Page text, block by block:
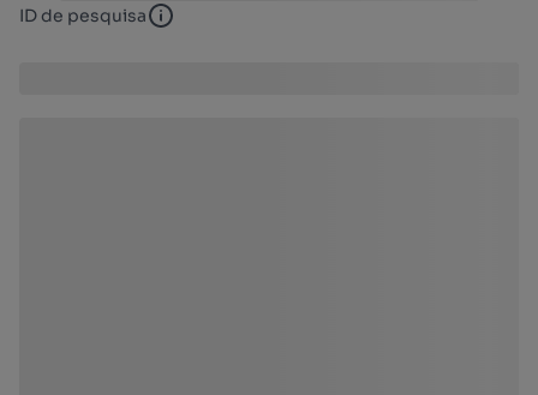
ID de pesquisa ID de pesquisa